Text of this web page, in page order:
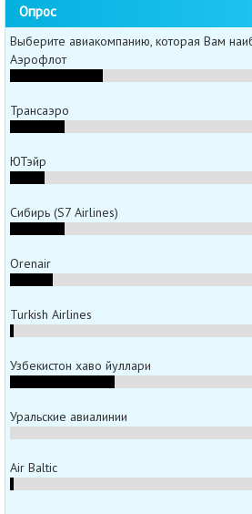
Опрос
Выберите авиакомпанию, которая Вам
Аэрофлот
Трансаэро
ЮТэйр
Сибирь (S7 Airlines)
Orenair
Turkish Airlines
Узбекистон хаво йуллари
Уральские авиалинии
Air Baltic